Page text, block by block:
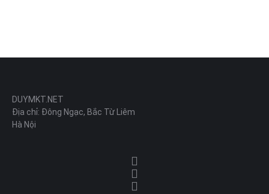
DUYMKT.NET
Địa chỉ: Đông Ngạc, Bắc Từ Liêm
Hà Nội